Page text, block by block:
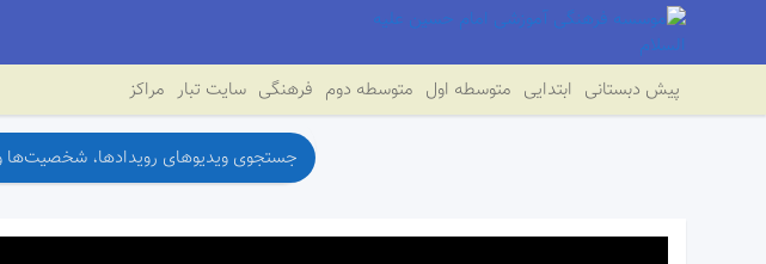
پیش دبستانی ابتدایی متوسطه اول متوسطه دوم فرهنگی سایت تبار مراکز